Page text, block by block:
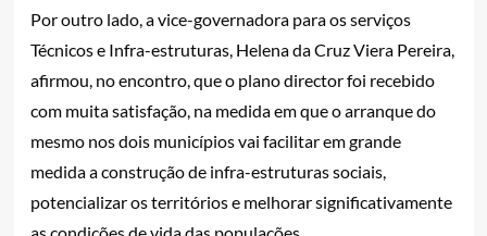
Por outro lado, a vice-governadora para os serviços
Técnicos e Infra-estruturas, Helena da Cruz Viera Pereira,
afirmou, no encontro, que o plano director foi recebido
com muita satisfação, na medida em que o arranque do
mesmo nos dois municípios vai facilitar em grande
medida a construção de infra-estruturas sociais,
potencializar os territórios e melhorar significativamente